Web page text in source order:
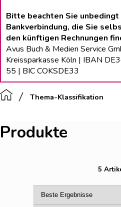
Bitte beachten Sie
Bankverbindung, die Sie
den künftigen Rechnungen
Avus Buch & Medien Service
Kreissparkasse Köln | IBAN
55 | BIC COKSDE33
Thema-Klassifikation
Produkte
5